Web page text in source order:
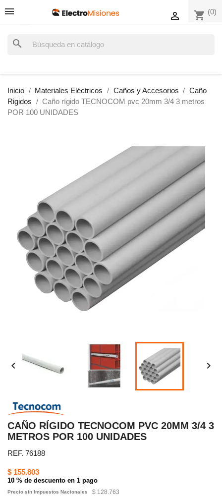
shopping_cart (0)

search
Inicio Materiales Eléctricos Caños y Accesorios
Caño
Rigidos
Caño rígido TECNOCOM pvc 20mm 3/4 3 metros
POR 100 UNIDADES
 
CAÑO RÍGIDO TECNOCOM PVC 20MM 3/4 3
METROS POR 100 UNIDADES
REF. 76188
$ 155.803
10 % de descuento en 1 pago
Precio sin Impuestos Nacionales $ 128.763